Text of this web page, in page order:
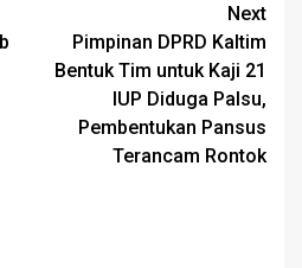
Next
Pimpinan DPRD Kaltim
Bentuk Tim untuk Kaji 21
IUP Diduga Palsu,
Pembentukan Pansus
Terancam Rontok